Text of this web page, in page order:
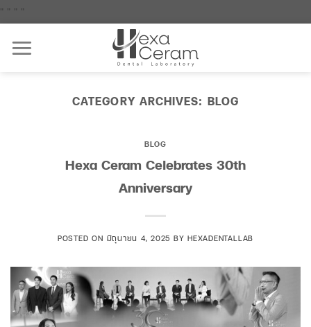
" " " "
content
CATEGORY ARCHIVES: BLOG
BLOG
Hexa Ceram Celebrates 30th
Anniversary
POSTED ON มิถุนายน 4, 2025 BYHEXADENTALLAB